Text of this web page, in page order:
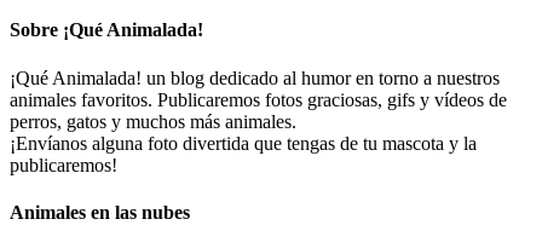
Sobre ¡Qué Animalada!
¡Qué Animalada! un blog dedicado al humor en torno a nuestros
animales favoritos. Publicaremos fotos graciosas, gifs y vídeos de
perros, gatos y muchos más animales.
¡Envíanos alguna foto divertida que tengas de tu mascota y la
publicaremos!
Animales en las nubes